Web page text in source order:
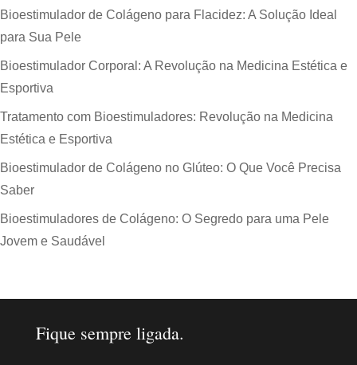
Bioestimulador de Colágeno para Flacidez: A Solução Ideal
para Sua Pele
Bioestimulador Corporal: A Revolução na Medicina Estética e
Esportiva
Tratamento com Bioestimuladores: Revolução na Medicina
Estética e Esportiva
Bioestimulador de Colágeno no Glúteo: O Que Você Precisa
Saber
Bioestimuladores de Colágeno: O Segredo para uma Pele
Jovem e Saudável
Fique sempre ligada.